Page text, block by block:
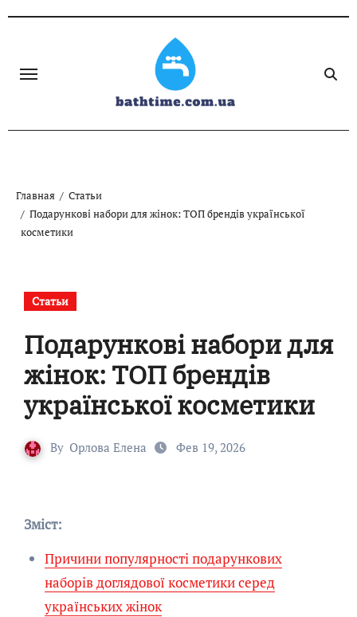
Главная
Статьи
Подарункові набори для жінок: ТОП брендів української
косметики
Статьи
Подарункові набори для
жінок: ТОП брендів
української косметики
By Орлова Елена Фев 19, 2026
Зміст:
Причини популярності подарункових
наборів доглядової косметики серед
українських жінок